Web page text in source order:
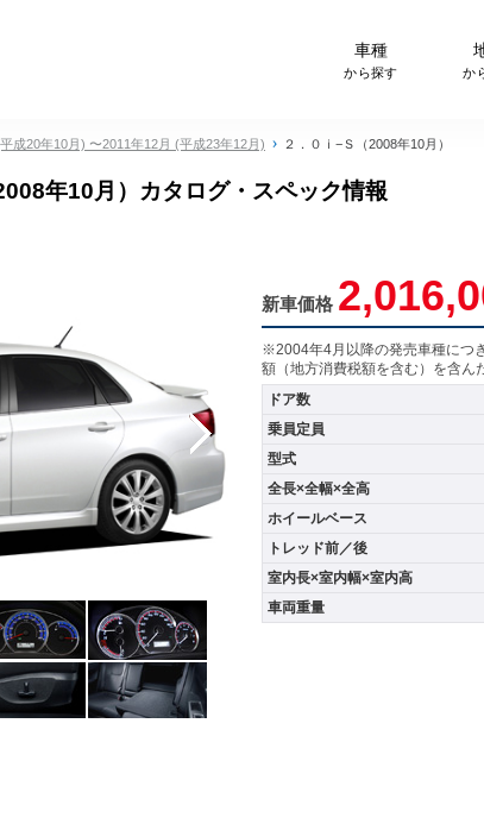
車種
から探す か
成20年10月) 〜2011年12月 (平成23年12月) ２．０ｉ−Ｓ（2008年10月）
年10月）カタログ・スペック情報
新車価格
※2004年4月以降の発売車種につ
額（地方消費税額を含む）を含ん
ドア数
乗員定員
型式
全長×全幅×全高
ホイールベース
トレッド前／後
室内長×室内幅×室内高
車両重量